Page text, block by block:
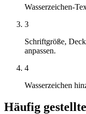
Wasserzeichen-
3
Schriftgröße,
anpassen.
4
Wasserzeichen
Häufig